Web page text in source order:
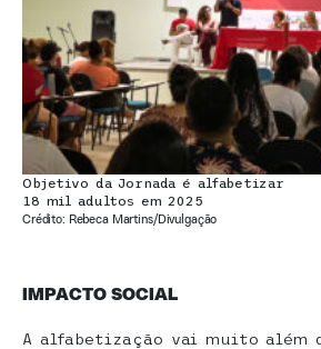
Objetivo da Jornada é alfabetizar
18 mil adultos em 2025
Crédito: Rebeca Martins/Divulgação
IMPACTO SOCIAL
A alfabetização vai muito além